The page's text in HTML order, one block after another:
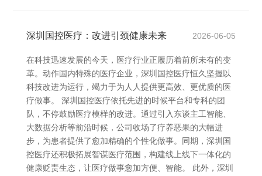
深圳国控医疗：改进引颈健康未来 2026-06-05
在科技迅速发展的今天，医疗行业正履历着前所未有的变
革。动作国内特殊的医疗企业，深圳国控医疗恒久坚握以
科技改进为运行，竭力于为人人提供更高效、更优质的医
疗做事。 深圳国控医疗依托先进的时候平台和专科的团
队，不停鼓励医疗模样的改进。通过引入东谈主工智能、
大数据分析等前沿时候，公司收场了疗养恶果的大幅进
步，为患者提供了愈加精确的个性化做事。同期，深圳国
控医疗还积极拓展智谋医疗范围，构建线上线下一体化的
健康贬责生态，让医疗做事愈加方便、智能。 此外，深圳